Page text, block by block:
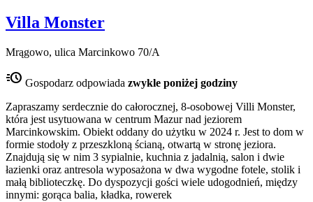
Villa Monster
Mrągowo, ulica Marcinkowo 70/A
acute Gospodarz odpowiada zwykle poniżej godziny
Zapraszamy serdecznie do całorocznej, 8-osobowej Villi Monster,
która jest usytuowana w centrum Mazur nad jeziorem
Marcinkowskim. Obiekt oddany do użytku w 2024 r. Jest to dom w
formie stodoły z przeszkloną ścianą, otwartą w stronę jeziora.
Znajdują się w nim 3 sypialnie, kuchnia z jadalnią, salon i dwie
łazienki oraz antresola wyposażona w dwa wygodne fotele, stolik i
małą biblioteczkę. Do dyspozycji gości wiele udogodnień, między
innymi: gorąca balia, kładka, rowerek